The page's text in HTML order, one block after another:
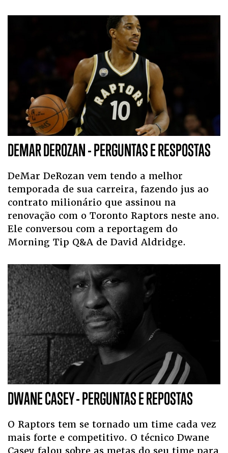
DEMAR DEROZAN - PERGUNTAS E RESPOSTAS
DeMar DeRozan vem tendo a melhor
temporada de sua carreira, fazendo jus ao
contrato milionário que assinou na
renovação com o Toronto Raptors neste ano.
Ele conversou com a reportagem do
Morning Tip Q&A de David Aldridge.
DWANE CASEY - PERGUNTAS E REPOSTAS
O Raptors tem se tornado um time cada vez
mais forte e competitivo. O técnico Dwane
Casey falou sobre as metas do seu time para